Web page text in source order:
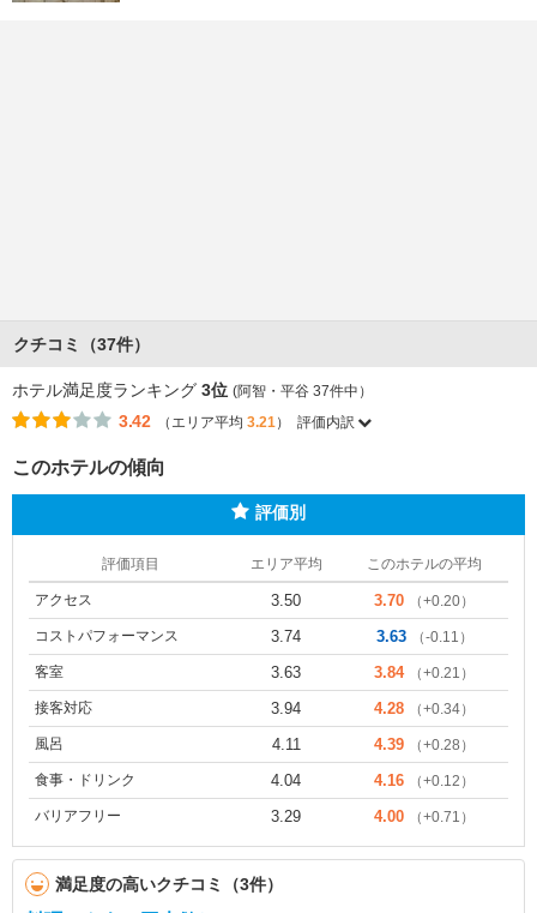
クチコミ（37件）
ホテル満足度ランキング 3位 (阿智・平谷 37件中）
3.42 （エリア平均 3.21） 評価内訳
このホテルの傾向
評価別
評価項目 エリア平均 このホテルの平均
アクセス 3.50 3.70 （+0.20）
コストパフォーマンス 3.74 3.63 （-0.11）
客室 3.63 3.84 （+0.21）
接客対応 3.94 4.28 （+0.34）
風呂 4.11 4.39 （+0.28）
食事・ドリンク 4.04 4.16 （+0.12）
バリアフリー 3.29 4.00 （+0.71）
満足度の高いクチコミ（3件）